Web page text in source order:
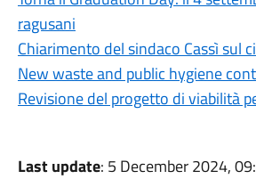
ragusani
Chiarimento del sindaco Cassì sul
New waste and public hygiene
Revisione del progetto di viabilità
Last update: 5 December 2024,